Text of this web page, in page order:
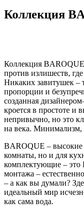
Коллекция
Коллекция
против излишеств,
Никаких завитушек –
пропорции и
созданная
кроется в простоте
непривычно, но это
на века. Минимализм,
BAROQUE – высокие
комнаты, но и для
комплектующие – это
монтажа –
– а как вы думали?
идеальный мир
как сама вода.